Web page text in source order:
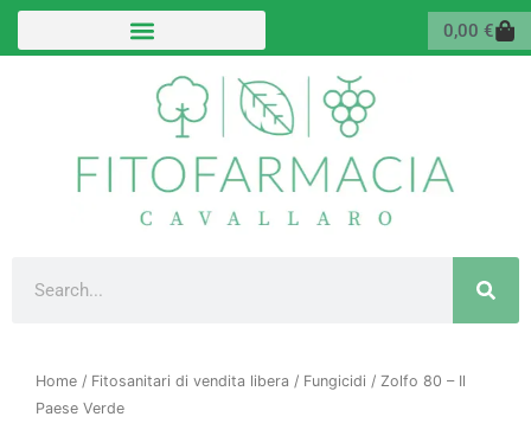
Vai
0,00 €
Home / Fitosanitari di vendita libera / Fungicidi / Zolfo 80 – Il
Paese Verde